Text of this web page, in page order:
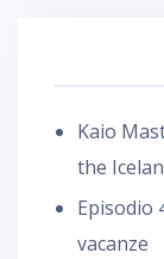
Kaio
the
Episodio
vacanze